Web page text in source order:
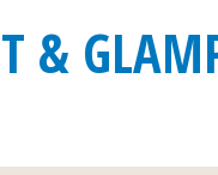
&